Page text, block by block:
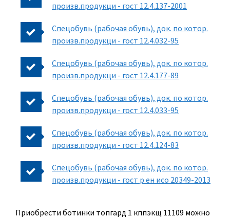
произв.продукци - гост 12.4.137-2001
Спецобувь (рабочая обувь), док. по котор.
произв.продукци - гост 12.4.032-95
Спецобувь (рабочая обувь), док. по котор.
произв.продукци - гост 12.4.177-89
Спецобувь (рабочая обувь), док. по котор.
произв.продукци - гост 12.4.033-95
Спецобувь (рабочая обувь), док. по котор.
произв.продукци - гост 12.4.124-83
Спецобувь (рабочая обувь), док. по котор.
произв.продукци - гост р ен исо 20349-2013
Приобрести ботинки топгард 1 кппэкщ 11109 можно